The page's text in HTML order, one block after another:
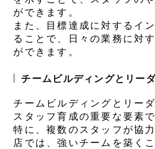
ができます。
また、目標達成に対するイ
ることで、日々の業務に対
ができます。
チームビルディングとリー
チームビルディングとリー
スタッフ育成の重要な要素で
特に、複数のスタッフが協
店では、強いチームを築く